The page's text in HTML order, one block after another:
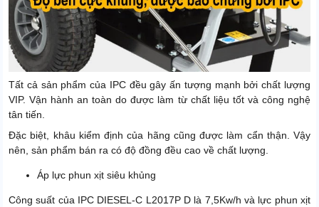
Tất cả sản phẩm của IPC đều gây ấn tượng mạnh bởi chất lượng
VIP. Vận hành an toàn do được làm từ chất liệu tốt và công nghệ
tân tiến.
Đặc biệt, khâu kiểm định của hãng cũng được làm cẩn thận. Vậy
nên, sản phẩm bán ra có độ đồng đều cao về chất lượng.
Áp lực phun xịt siêu khủng
Công suất của IPC DIESEL-C L2017P D là 7,5Kw/h và lực phun xịt